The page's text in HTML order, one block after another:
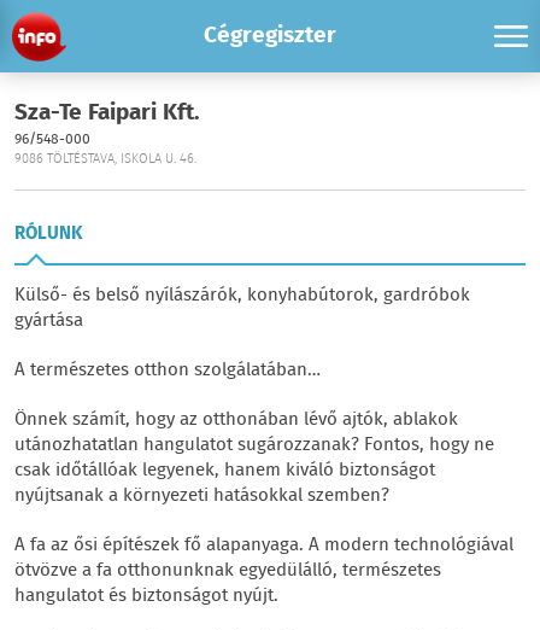
Cégregiszter
Sza-Te Faipari Kft.
96/548-000
9086 TÖLTÉSTAVA, ISKOLA U. 46.
RÓLUNK
Külső- és belső nyílászárók, konyhabútorok, gardróbok
gyártása
A természetes otthon szolgálatában…
Önnek számít, hogy az otthonában lévő ajtók, ablakok
utánozhatatlan hangulatot sugározzanak? Fontos, hogy ne
csak időtállóak legyenek, hanem kiváló biztonságot
nyújtsanak a környezeti hatásokkal szemben?
A fa az ősi építészek fő alapanyaga. A modern technológiával
ötvözve a fa otthonunknak egyedülálló, természetes
hangulatot és biztonságot nyújt.